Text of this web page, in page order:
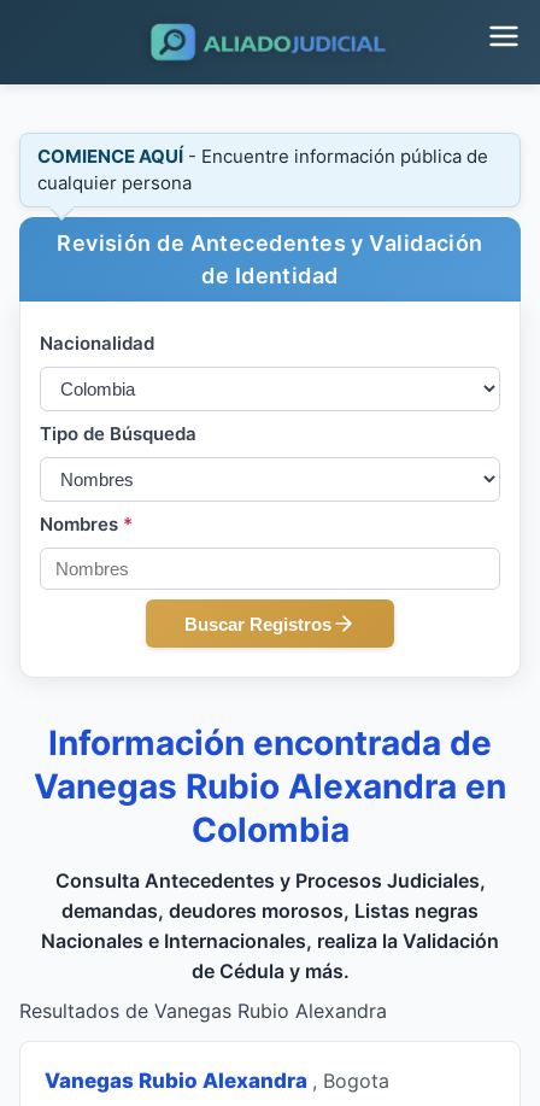
COMIENCE AQUÍ - Encuentre información pública de
cualquier persona
Revisión de Antecedentes y Validación
de Identidad
Nacionalidad
Tipo de Búsqueda
Nombres *
Buscar Registros
Información encontrada de
Vanegas Rubio Alexandra en
Colombia
Consulta Antecedentes y Procesos Judiciales,
demandas, deudores morosos, Listas negras
Nacionales e Internacionales, realiza la Validación
de Cédula y más.
Resultados de Vanegas Rubio Alexandra
Vanegas Rubio Alexandra , Bogota